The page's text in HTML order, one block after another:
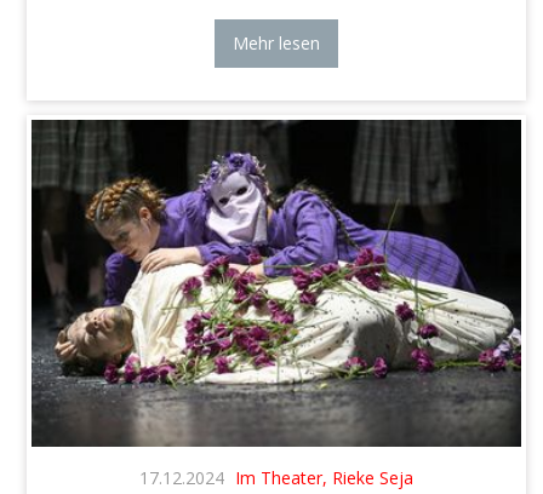
Mehr lesen
17.12.2024 Im Theater, Rieke Seja